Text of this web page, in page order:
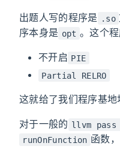
出题人写的程序是 .so
序本身是 opt 。这个
不开启 PIE
Partial RELRO
这就给了我们程序基地
对于一般的 llvm pass
runOnFunction 函数